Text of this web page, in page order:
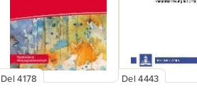
Del 4178 Del 4443